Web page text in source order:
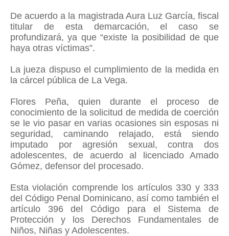
De acuerdo a la magistrada Aura Luz García, fiscal
titular de esta demarcación, el caso se
profundizará, ya que “existe la posibilidad de que
haya otras víctimas”.
La jueza dispuso el cumplimiento de la medida en
la cárcel pública de La Vega.
Flores Peña, quien durante el proceso de
conocimiento de la solicitud de medida de coerción
se le vio pasar en varias ocasiones sin esposas ni
seguridad, caminando relajado, está siendo
imputado por agresión sexual, contra dos
adolescentes, de acuerdo al licenciado Amado
Gómez, defensor del procesado.
Esta violación comprende los artículos 330 y 333
del Código Penal Dominicano, así como también el
artículo 396 del Código para el Sistema de
Protección y los Derechos Fundamentales de
Niños, Niñas y Adolescentes.